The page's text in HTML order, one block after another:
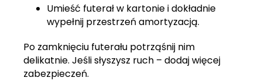
Umieść futerał w kartonie i dokładnie
wypełnij przestrzeń amortyzacją.
Po zamknięciu futerału potrząśnij nim
delikatnie. Jeśli słyszysz ruch – dodaj więcej
zabezpieczeń.